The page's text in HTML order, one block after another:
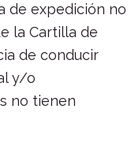
de expedición no
la Cartilla de
de conducir
y/o
no tienen